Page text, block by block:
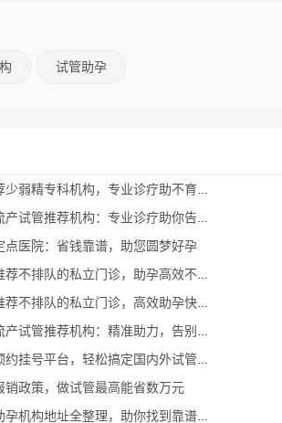
试管助孕
精专科机构，专业诊疗助不育家庭圆梦
荐机构：专业诊疗助你告别反复流产，顺利圆梦
点医院：省钱靠谱，助您圆梦好孕
不排队的私立门诊，助孕高效不用等
排队的私立门诊，高效助孕快人一步
推荐机构：精准助力，告别反复流产困境
挂号平台，轻松搞定国内外试管挂号
销政策，做试管最高能省数万元
构地址全整理，助你找到靠谱好孕机构